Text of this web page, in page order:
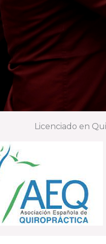
Licenciado en